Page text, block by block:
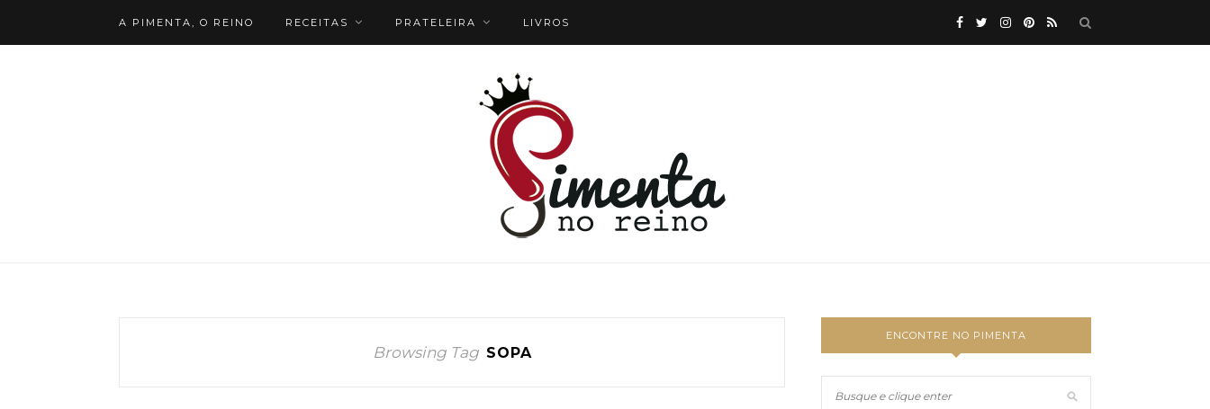
A PIMENTA, O REINO RECEITAS PRATELEIRA LIVROS
Browsing Tag SOPA
ENCONTRE NO PIMENTA